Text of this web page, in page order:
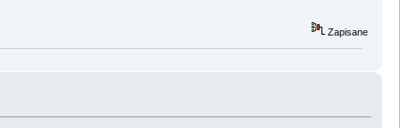
Zapisane